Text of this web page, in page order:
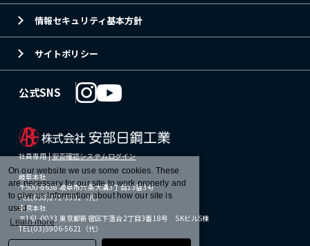
情報セキュリティ基本方針
サイトポリシー
公式SNS
社員専用 |安否確認システムログイン
岐阜本社
〒500-8638 岐阜市六条大溝3丁目13番3号
TEL(058)271-3391（代）
東京本社
〒161-0033 東京都新宿区下落合2丁目3番18号 SKビルS棟
TEL(03)5906-5621（代）
On our website we use some cookies. These
are necessary for our site to work properly and
to give us information about how our site is
used.
Learn more